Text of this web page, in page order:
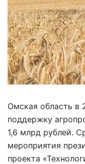
Омская область в
поддержку
1,6 млрд рублей.
мероприятия
проекта